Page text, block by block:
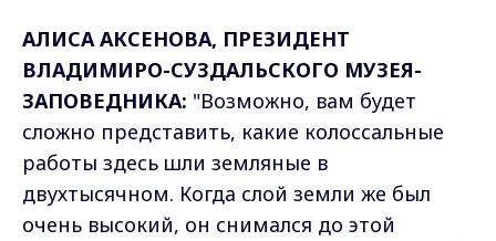
АЛИСА АКСЕНОВА, ПРЕЗИДЕНТ
ВЛАДИМИРО-СУЗДАЛЬСКОГО МУЗЕЯ-
ЗАПОВЕДНИКА: "Возможно, вам будет
сложно представить, какие колоссальные
работы здесь шли земляные в
двухтысячном. Когда слой земли же был
очень высокий, он снимался до этой